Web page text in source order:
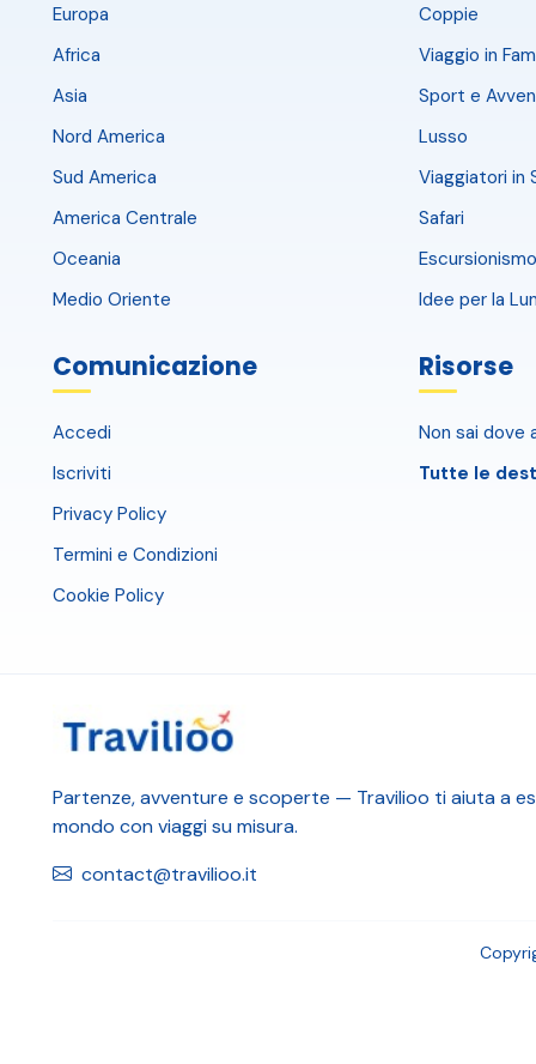
Europa
Africa
Asia
Nord America
Sud America
America Centrale
Oceania
Medio Oriente
Coppie
Viaggio in
Sport e
Lusso
Viaggiatori in
Safari
Idee per la
Comunicazione
Accedi
Iscriviti
Privacy Policy
Termini e Condizioni
Cookie Policy
Risorse
Non sai dove
Tutte le
Partenze, avventure e scoperte — Travilioo ti aiuta a
mondo con viaggi su misura.
contact@travilioo.it